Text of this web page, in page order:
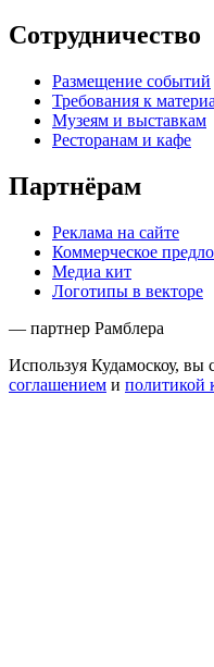
Сотрудничество
Размещение событий
Требования к
Музеям и выставкам
Ресторанам и кафе
Партнёрам
Реклама на сайте
Коммерческое
Медиа кит
Логотипы в векторе
— партнер Рамблера
Используя Кудамоскоу, вы
соглашением и политикой